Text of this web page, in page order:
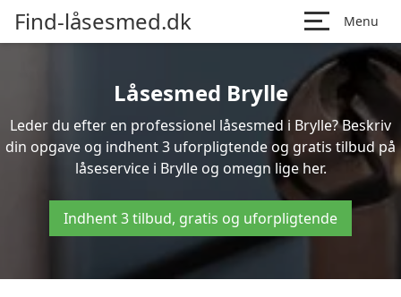
Find-låsesmed.dk Menu
Låsesmed Brylle
Leder du efter en professionel låsesmed i Brylle? Beskriv
din opgave og indhent 3 uforpligtende og gratis tilbud på
låseservice i Brylle og omegn lige her.
Indhent 3 tilbud, gratis og uforpligtende